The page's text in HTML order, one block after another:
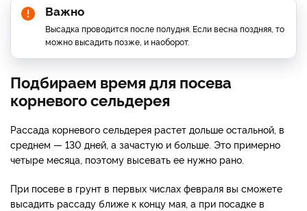
Важно
Высадка проводится после полудня. Если весна поздняя, то
можно высадить позже, и наоборот.
Подбираем время для посева
корневого сельдерея
Рассада корневого сельдерея растет дольше остальной, в
среднем — 130 дней, а зачастую и больше. Это примерно
четыре месяца, поэтому высевать ее нужно рано.
При посеве в грунт в первых числах февраля вы сможете
высадить рассаду ближе к концу мая, а при посадке в